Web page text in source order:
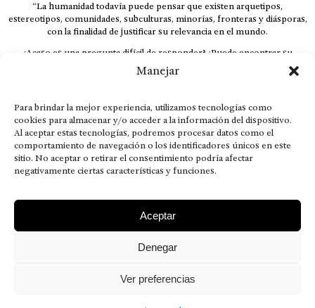
Manejar
Para brindar la mejor experiencia, utilizamos tecnologías como
cookies para almacenar y/o acceder a la información del dispositivo.
Al aceptar estas tecnologías, podremos procesar datos como el
comportamiento de navegación o los identificadores únicos en este
sitio. No aceptar o retirar el consentimiento podría afectar
negativamente ciertas características y funciones.
Aceptar
Denegar
Ver preferencias
“La humanidad todavía puede pensar que existen arquetipos,
estereotipos, comunidades, subculturas, minorías, fronteras y diásporas,
con la finalidad de justificar su relevancia en el mundo.
¿Acaso es una pregunta difícil de responder? ¿Puede encontrar su
respuesta al instante, otorgando al receptor cuestionado espacio y
velocidad suficiente para responder correctamente? De no ser así, el que
El concepto de familia no está limitado exclusivamente a la sangre; seres
que surgen en nuestro diario vivir suelen pesar más que los
emparentados. Más bien, el apego de estas dos versiones de seres
queridos mueve ideales provenientes de sus vivencias.
This is for nuestra gente.” – HRSuriel
MISIÓN VISIÓN VALORES
CONTACTOS